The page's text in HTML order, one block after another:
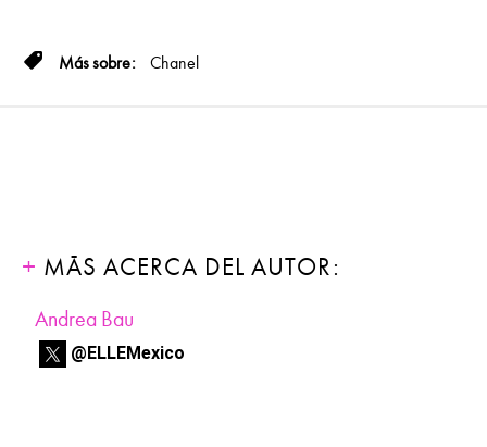
Chanel
MÁS ACERCA DEL AUTOR:
Andrea Bau
@ELLEMexico